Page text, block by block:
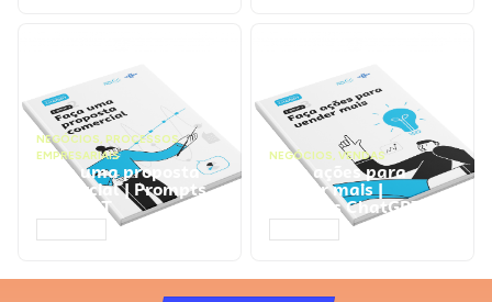
NEGÓCIOS, PROCESSOS
EMPRESARIAIS
Faça uma proposta
comercial | Prompts
ChatGPT
NEGÓCIOS, VENDAS
Faça ações para
vender mais |
Prompts ChatGPT